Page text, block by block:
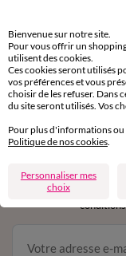
Service
par chat et
de 8h00 à
en vous
Bienvenue sur notre site.
Pour vous offrir un
utilisent des cookies.
Ces cookies seront utilisés
vos préférences et vous
choisir de les refuser. Dans
du site seront utilisés. Vos
Pour plus d'informations
Politique de nos cookies
Personnaliser mes
choix